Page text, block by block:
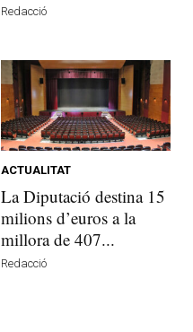
Redacció
ACTUALITAT
La Diputació destina 15
milions d’euros a la
millora de 407...
Redacció